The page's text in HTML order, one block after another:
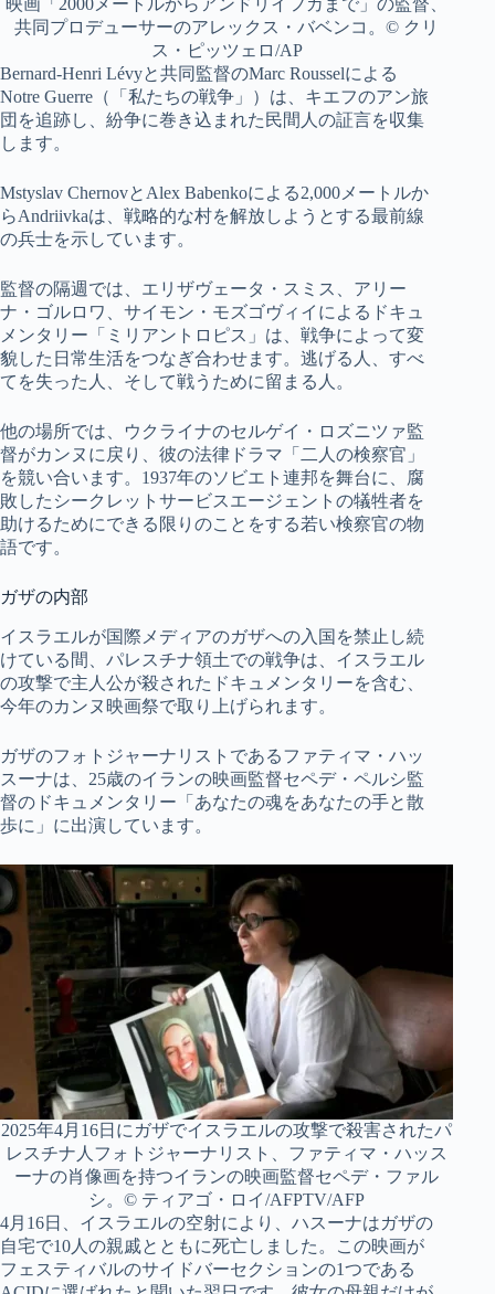
映画「2000メートルからアンドリイフカまで」の監督、
共同プロデューサーのアレックス・バベンコ。© クリ
ス・ピッツェロ/AP
Bernard-Henri Lévyと共同監督のMarc Rousselによる
Notre Guerre（「私たちの戦争」）は、キエフのアン旅
団を追跡し、紛争に巻き込まれた民間人の証言を収集
します。
Mstyslav ChernovとAlex Babenkoによる2,000メートルか
らAndriivkaは、戦略的な村を解放しようとする最前線
の兵士を示しています。
監督の隔週では、エリザヴェータ・スミス、アリー
ナ・ゴルロワ、サイモン・モズゴヴィイによるドキュ
メンタリー「ミリアントロピス」は、戦争によって変
貌した日常生活をつなぎ合わせます。逃げる人、すべ
てを失った人、そして戦うために留まる人。
他の場所では、ウクライナのセルゲイ・ロズニツァ監
督がカンヌに戻り、彼の法律ドラマ「二人の検察官」
を競い合います。1937年のソビエト連邦を舞台に、腐
敗したシークレットサービスエージェントの犠牲者を
助けるためにできる限りのことをする若い検察官の物
語です。
ガザの内部
イスラエルが国際メディアのガザへの入国を禁止し続
けている間、パレスチナ領土での戦争は、イスラエル
の攻撃で主人公が殺されたドキュメンタリーを含む、
今年のカンヌ映画祭で取り上げられます。
ガザのフォトジャーナリストであるファティマ・ハッ
スーナは、25歳のイランの映画監督セペデ・ペルシ監
督のドキュメンタリー「あなたの魂をあなたの手と散
歩に」に出演しています。
2025年4月16日にガザでイスラエルの攻撃で殺害されたパ
レスチナ人フォトジャーナリスト、ファティマ・ハッス
ーナの肖像画を持つイランの映画監督セペデ・ファル
シ。© ティアゴ・ロイ/AFPTV/AFP
4月16日、イスラエルの空射により、ハスーナはガザの
自宅で10人の親戚とともに死亡しました。この映画が
フェスティバルのサイドバーセクションの1つである